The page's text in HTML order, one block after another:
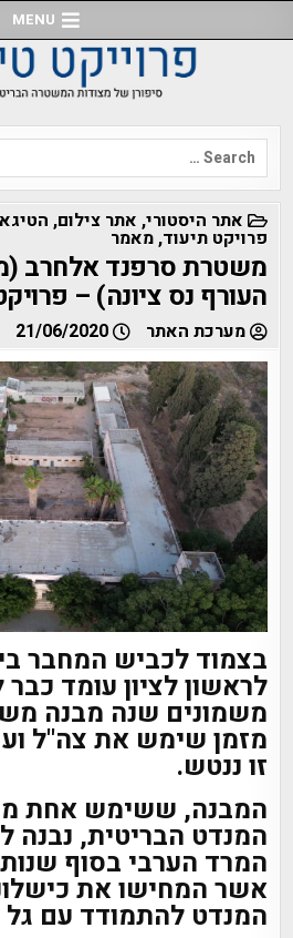
to
MENU
Search
for:
POSTED
IN
אתר היסטורי, אתר צילום,
פרויקט תיעוד,מאמר
משטרת סרפנד אלחרב
העורף נס ציונה) –
מערכת האתר 21/06/2020
בצמוד לכביש המחבר
לראשון לציון עומד
משמונים שנה מבנה
מזמן שימש את צה"ל
זו ננטש.
המבנה, ששימש אחת
המנדט הבריטית, נבנה
אשר המחישו את
המנדט להתמודד עם גל